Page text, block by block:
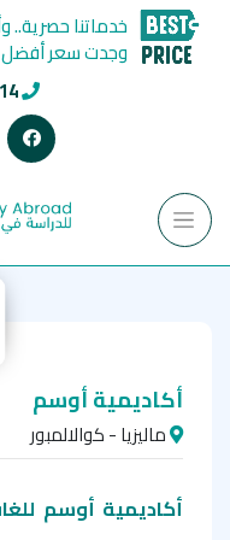
خدماتنا حصرية..
وجدت سعر أفضل
أكاديمية أوسم
ماليزيا - كوالالمبور
أكاديمية أوسم